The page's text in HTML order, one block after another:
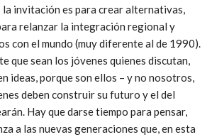
invitación es para crear alternativas,
relanzar la integración regional y
con el mundo (muy diferente al de 1990).
que sean los jóvenes quienes discutan,
ideas, porque son ellos – y no nosotros,
deben construir su futuro y el del
Hay que darse tiempo para pensar,
a las nuevas generaciones que, en esta